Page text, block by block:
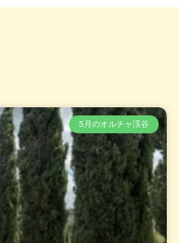
5月のオルチャ渓谷